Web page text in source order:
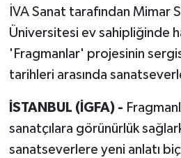
İVA Sanat tarafından Mimar
Üniversitesi ev sahipliğinde
'Fragmanlar' projesinin
tarihleri arasında
İSTANBUL (İGFA) -
sanatçılara görünürlük
sanatseverlere yeni anlatı